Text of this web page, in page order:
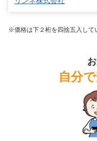
※価格は下２桁を四捨五入して
自分